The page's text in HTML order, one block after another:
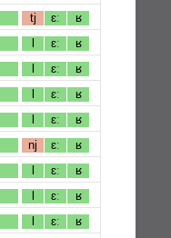
tj ɛː ʁ
l ɛː ʁ
l ɛː ʁ
l ɛː ʁ
l ɛː ʁ
nj ɛː ʁ
l ɛː ʁ
l ɛː ʁ
l ɛː ʁ